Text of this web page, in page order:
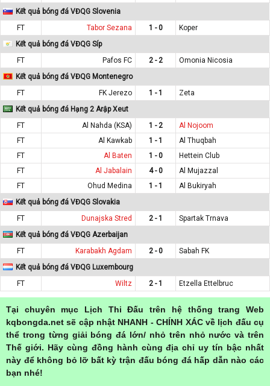
Kết quả bóng đá VĐQG Slovenia
FT
Tabor Sezana 1 - 0
Koper
Kết quả bóng đá VĐQG Síp
FT
Pafos FC 2 - 2
Omonia Nicosia
Kết quả bóng đá VĐQG Montenegro
FT
FK Jerezo 1 - 1
Zeta
Kết quả bóng đá Hạng 2 Arập Xeut
FT
Al Nahda (KSA) 1 - 2
Al Nojoom
FT
Al Kawkab 1 - 1
Al Thuqbah
FT
Al Baten 1 - 0
Hettein Club
FT
Al Jabalain 4 - 0
Al Mujazzal
FT
Ohud Medina 1 - 1
Al Bukiryah
Kết quả bóng đá VĐQG Slovakia
FT
Dunajska Stred 2 - 1
Spartak Trnava
Kết quả bóng đá VĐQG Azerbaijan
FT
Karabakh Agdam 2 - 0
Sabah FK
Kết quả bóng đá VĐQG Luxembourg
FT
Wiltz 2 - 1 Etzella Ettelbruc
Tại chuyên mục Lịch Thi Đấu trên hệ thống trang Web
kqbongda.net sẽ cập nhật NHANH - CHÍNH XÁC về lịch đấu cụ
thể trong từng giải bóng đá lớn/ nhỏ trên nhỏ nước và trên
Thế giới. Hãy cùng đồng hành cùng địa chỉ uy tín bậc nhất
này để không bỏ lỡ bất kỳ trận đấu bóng đá hấp dẫn nào các
bạn nhé!